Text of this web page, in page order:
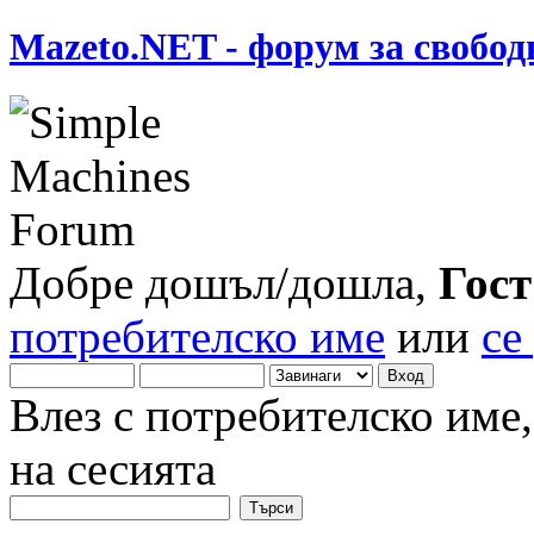
Mazeto.NET - форум за
Добре дошъл/дошла, Гост
потребителско име или
Влез с потребителско
на сесията